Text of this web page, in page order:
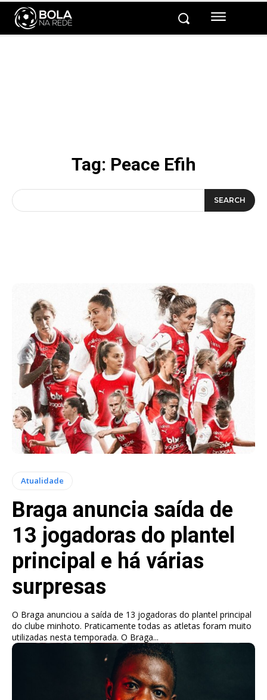
Tag: Peace Efih
SEARCH
Atualidade
Braga anuncia saída de
13 jogadoras do plantel
principal e há várias
surpresas
O Braga anunciou a saída de 13 jogadoras do plantel principal
do clube minhoto. Praticamente todas as atletas foram muito
utilizadas nesta temporada. O Braga...